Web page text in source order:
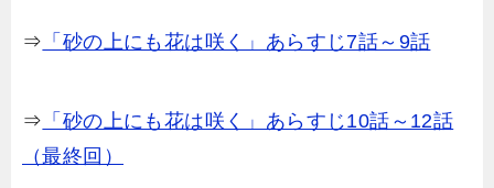
⇒ 「砂の上にも花は咲く」あらすじ7話～9話
⇒ 「砂の上にも花は咲く」あらすじ10話～12話
（最終回）